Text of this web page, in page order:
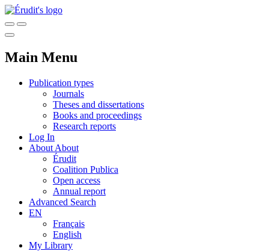
Main Menu
Publication types
Journals
Theses and dissertations
Books and proceedings
Research reports
Log In
About About
Érudit
Coalition Publica
Open access
Annual report
Advanced Search
EN
Français
English
My Library